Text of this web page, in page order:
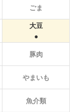
ごま
大豆
豚肉
やまいも
魚介類